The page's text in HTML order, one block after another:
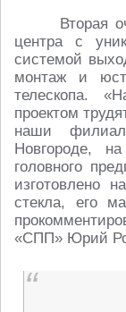
Вторая
центра с
системой
монтаж и
телескопа.
проектом
наши
Новгороде,
головного
изготовлено
стекла, его
«СПП» Юрий